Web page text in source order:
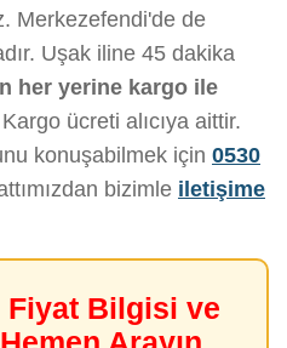
Merkezefendi'de de
Uşak iline 45 dakika
her yerine kargo ile
ücreti alıcıya aittir.
konuşabilmek için 0530
bizimle iletişime
Fiyat Bilgisi ve